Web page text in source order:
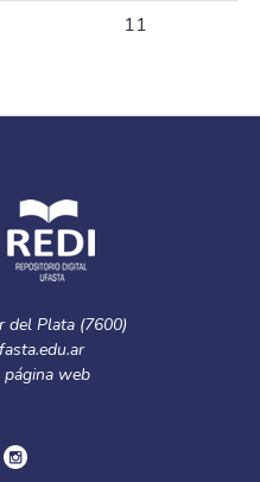
11
del Plata (7600)
página web